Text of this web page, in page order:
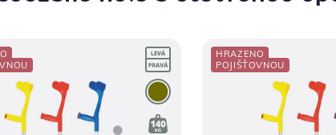
HRAZENO
POJIŠŤOVNOU